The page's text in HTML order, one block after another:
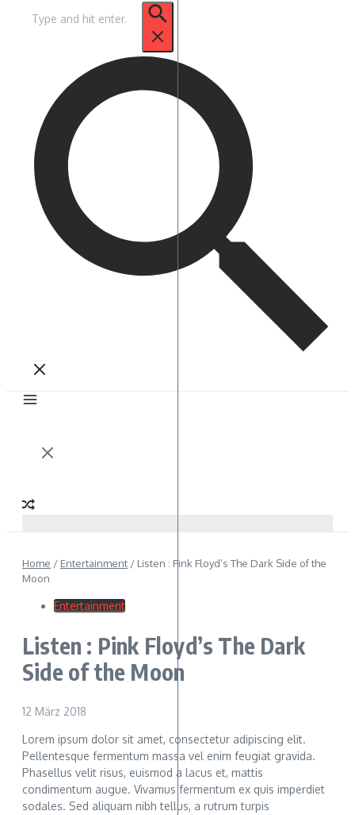
nach:
Home / Entertainment / Listen : Pink Floyd’s The Dark Side of the
Moon
Entertainment
Listen : Pink Floyd’s The Dark
Side of the Moon
12 März 2018
Lorem ipsum dolor sit amet, consectetur adipiscing elit.
Pellentesque fermentum massa vel enim feugiat gravida.
Phasellus velit risus, euismod a lacus et, mattis
condimentum augue. Vivamus fermentum ex quis imperdiet
sodales. Sed aliquam nibh tellus, a rutrum turpis